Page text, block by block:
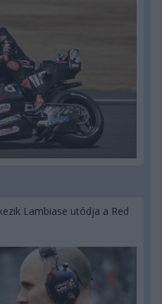
Lambiase utódja a Red